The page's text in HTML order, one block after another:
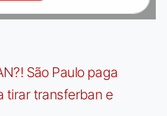
São Paulo paga
tirar transferban e